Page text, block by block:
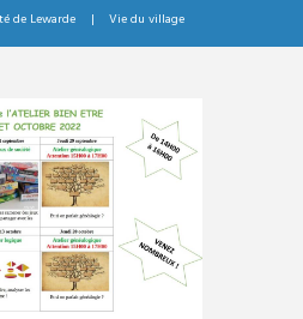
de Lewarde Vie du village